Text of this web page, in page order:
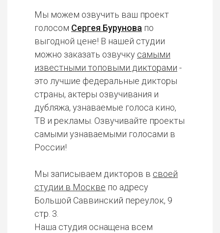
Мы можем озвучить ваш проект
голосом Сергея Бурунова по
выгодной цене! В нашей студии
можно заказать озвучку самыми
известными топовыми дикторами -
это лучшие федеральные дикторы
страны, актеры озвучивания и
дубляжа, узнаваемые голоса кино,
ТВ и рекламы. Озвучивайте проекты
самыми узнаваемыми голосами в
России!
Мы записываем дикторов в своей
студии в Москве по адресу
Большой Саввинский переулок, 9
стр. 3.
Наша студия оснащена всем